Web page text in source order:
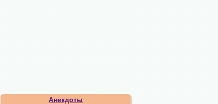
Анекдоты